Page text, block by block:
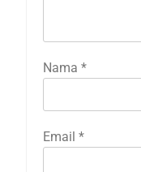
Nama *
Email *